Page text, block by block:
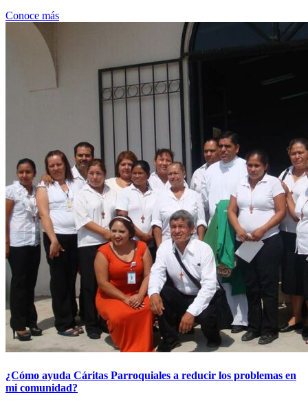
Conoce más
¿Cómo ayuda Cáritas Parroquiales a reducir los problemas en
mi comunidad?